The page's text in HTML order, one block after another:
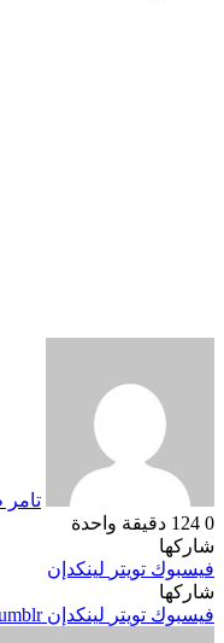
0
دقيقة واحدة
شاركها
فيسبوك تويتر لينكدإن
شاركها
فيسبوك تويتر لينكدإن